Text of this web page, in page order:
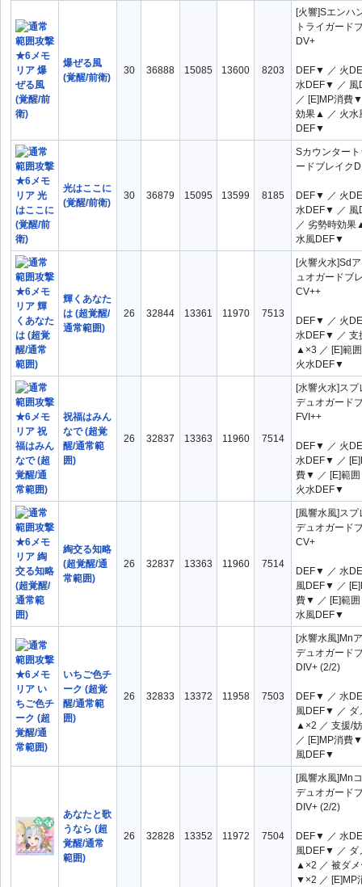
爆ぜる風
(覚醒/前衛)
30 36888 15085 13600 8203
[火響]Sエンハ
トライガード
DV+
DEF▼ ／ 火
水DEF▼ ／
／ [E]MP消費
効果▲ ／ 火水
DEF▼
光はここに
(覚醒/前衛)
30 36879 15095 13599 8185
Sカウンター
ードブレイク
DEF▼ ／ 火
水DEF▼ ／
／ 劣勢時効果
水風DEF▼
輝くあなた
は (超覚醒/
通常範囲)
26 32844 13361 11970 7513
[火響火水]Sd
ュオガードブ
CV++
DEF▼ ／ 火
水DEF▼ ／ 支
▲×3 ／ [E]範
火水DEF▼
祝福はみん
なで (超覚
醒/通常範
囲)
26 32837 13363 11960 7514
[水響火水]スプ
デュオガード
FVI++
DEF▼ ／ 火
水DEF▼ ／
費▼ ／ [E]範
火水DEF▼
綯交る知略
(超覚醒/通
常範囲)
26 32837 13363 11960 7514
[風響水風]スプ
デュオガード
CV+
DEF▼ ／ 水
風DEF▼ ／
費▼ ／ [E]範
水風DEF▼
いちご色チ
ーク (超覚
醒/通常範
囲)
26 32833 13372 11958 7503
[水響水風]Mn
デュオガード
DIV+ (2/2)
DEF▼ ／ 水
風DEF▼ ／ ダ
▲×2 ／ 支援/
／ [E]MP消費
風DEF▼
あなたと歌
うなら (超
覚醒/通常
範囲)
26 32828 13352 11972 7504
[風響水風]Mn
デュオガード
DIV+ (2/2)
DEF▼ ／ 水
風DEF▼ ／ ダ
▲×2 ／ 被ダメ
▼×2 ／ [E]MP